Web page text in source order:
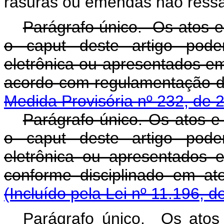
Parágrafo único. Os atos
o caput deste artigo
eletrônica ou apresentados
acordo com
Medida Provisória nº 232, de
Parágrafo único. Os atos
o caput deste artigo
eletrônica ou apresentados
conforme disciplinado
(Incluído pela Lei nº 11.196,
Parágrafo único. Os